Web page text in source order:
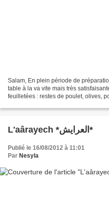
Salam, En plein période de
table à la va vite mais très
feuilletées : restes de poulet, olives,
L'aârayech *العرايش*
Publié le 16/08/2012 à 11:01
Par Nesyla